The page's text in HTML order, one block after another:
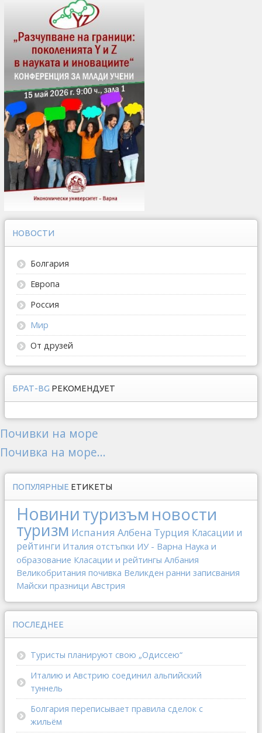
НОВОСТИ
Болгария
Европа
Россия
Мир
От друзей
БРАТ-BG РЕКОМЕНДУЕТ
Почивки на море
Почивка на море...
ПОПУЛЯРНЫЕ ЕТИКЕТЫ
Новинитуризъм новости
туризм Испания Албена Турция Класации и
рейтинги Италия отстъпки ИУ - Варна Наука и
образование Класации и рейтингы Албания
Великобритания почивка Великден ранни записвания
Майски празници Австрия
ПОСЛЕДНЕЕ
Туристы планируют свою „Одиссею“
Италию и Австрию соединил альпийский
туннель
Болгария переписывает правила сделок с
жильём